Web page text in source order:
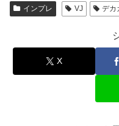
インプレ VJ デカ
X